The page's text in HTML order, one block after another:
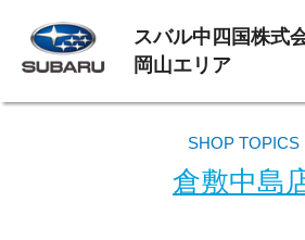
スバル中四国株式
岡山エリア
SHOP TOPICS
倉敷中島